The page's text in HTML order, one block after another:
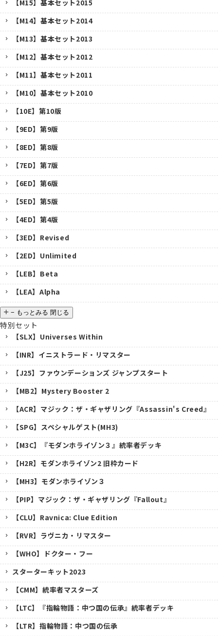
【M15】基本セット2015
【M14】基本セット2014
【M13】基本セット2013
【M12】基本セット2012
【M11】基本セット2011
【M10】基本セット2010
【10E】第10版
【9ED】第9版
【8ED】第8版
【7ED】第7版
【6ED】第6版
【5ED】第5版
【4ED】第4版
【3ED】Revised
【2ED】Unlimited
【LEB】Beta
【LEA】Alpha
− もっとみる 閉じる
特別セット
【SLX】Universes Within
【INR】イニストラード・リマスター
【J25】ファウンデーションズ ジャンプスタート
【MB2】Mystery Booster 2
【ACR】マジック：ザ・ギャザリング『Assassin's Creed』
【SPG】スペシャルゲスト(MH3)
【M3C】『モダンホライゾン３』統率者デッキ
【H2R】モダンホライゾン2 旧枠カード
【MH3】モダンホライゾン３
【PIP】マジック：ザ・ギャザリング『Fallout』
【CLU】Ravnica: Clue Edition
【RVR】ラヴニカ・リマスター
【WHO】ドクター・フー
スターターキット2023
【CMM】統率者マスターズ
【LTC】『指輪物語：中つ国の伝承』統率者デッキ
【LTR】指輪物語：中つ国の伝承